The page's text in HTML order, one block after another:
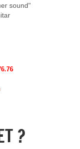
sound"
?